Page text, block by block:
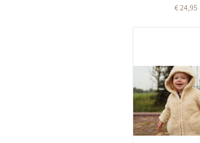
€ 24,95